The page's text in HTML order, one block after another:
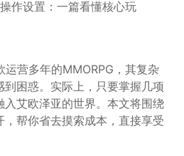
运营多年的MMORPG，其复杂
困惑。实际上，只要掌握几项
艾欧泽亚的世界。本文将围绕
帮你省去摸索成本，直接享受